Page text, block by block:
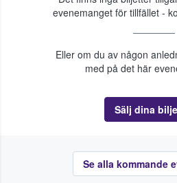
evenemanget för tillfället -
Eller om du av någon
med på det här
Sälj dina
Se alla kommande